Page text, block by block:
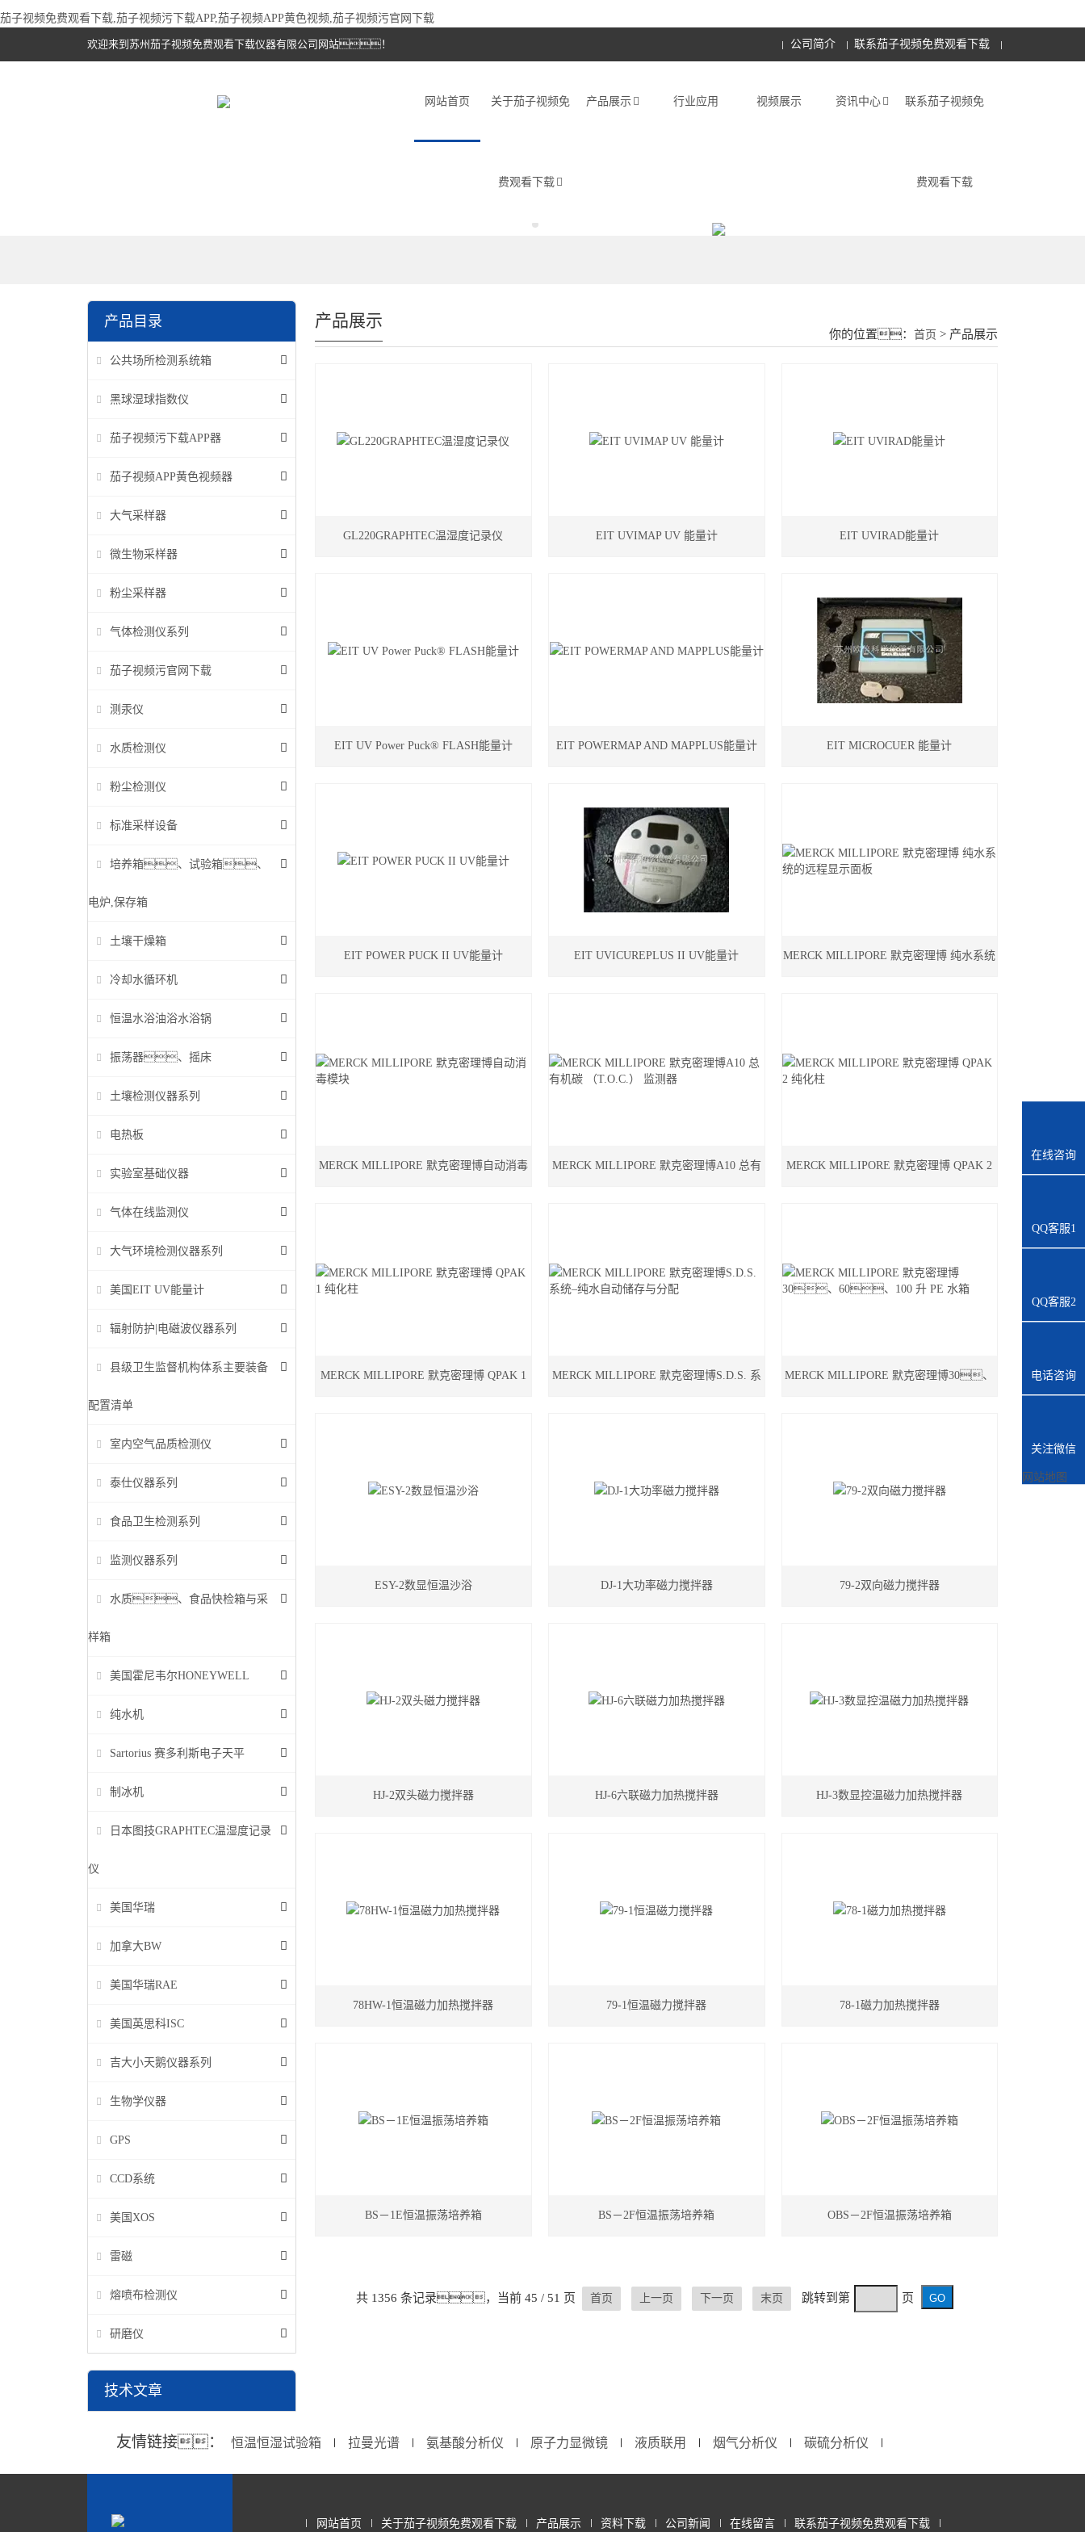
茄子视频免费观看下载,茄子视频污下载APP,茄子视频APP黄色视频,茄子视频污官网下载
欢迎来到苏州茄子视频免费观看下载仪器有限公司网站！ 公司简介 联系茄子视频免费观看下载
网站首页 关于茄子视频免
费观看下载
产品展示 行业应用 视频展示 资讯中心 联系茄子视频免
费观看下载
产品目录
公共场所检测系统箱
黑球湿球指数仪
茄子视频污下载APP器
茄子视频APP黄色视频器
大气采样器
微生物采样器
粉尘采样器
气体检测仪系列
茄子视频污官网下载
测汞仪
水质检测仪
粉尘检测仪
标准采样设备
培养箱、试验箱、
电炉,保存箱
土壤干燥箱
冷却水循环机
恒温水浴油浴水浴锅
振荡器、摇床
土壤检测仪器系列
电热板
实验室基础仪器
气体在线监测仪
大气环境检测仪器系列
美国EIT UV能量计
辐射防护|电磁波仪器系列
县级卫生监督机构体系主要装备
配置清单
室内空气品质检测仪
泰仕仪器系列
食品卫生检测系列
监测仪器系列
水质、食品快检箱与采
样箱
美国霍尼韦尔HONEYWELL
纯水机
Sartorius 赛多利斯电子天平
制冰机
日本图技GRAPHTEC温湿度记录
仪
美国华瑞
加拿大BW
美国华瑞RAE
美国英思科ISC
吉大小天鹅仪器系列
生物学仪器
GPS
CCD系统
美国XOS
雷磁
熔喷布检测仪
研磨仪
技术文章
你的位置：首页 > 产品展示
产品展示
GL220GRAPHTEC温湿度记录仪 EIT UVIMAP UV 能量计 EIT UVIRAD能量计
EIT UV Power Puck® FLASH能量计 EIT POWERMAP AND MAPPLUS能量计 EIT MICROCUER 能量计
EIT POWER PUCK II UV能量计 EIT UVICUREPLUS II UV能量计 MERCK MILLIPORE 默克密理博 纯水系统
MERCK MILLIPORE 默克密理博自动消毒 MERCK MILLIPORE 默克密理博A10 总有 MERCK MILLIPORE 默克密理博 QPAK 2
MERCK MILLIPORE 默克密理博 QPAK 1 MERCK MILLIPORE 默克密理博S.D.S. 系 MERCK MILLIPORE 默克密理博30、
ESY-2数显恒温沙浴 DJ-1大功率磁力搅拌器 79-2双向磁力搅拌器
HJ-2双头磁力搅拌器 HJ-6六联磁力加热搅拌器 HJ-3数显控温磁力加热搅拌器
78HW-1恒温磁力加热搅拌器 79-1恒温磁力搅拌器 78-1磁力加热搅拌器
BS－1E恒温振荡培养箱 BS－2F恒温振荡培养箱 OBS－2F恒温振荡培养箱
共 1356 条记录，当前 45 / 51 页 首页 上一页 下一页 末页 跳转到第 页
友情链接： 恒温恒湿试验箱 拉曼光谱 氨基酸分析仪 原子力显微镜 液质联用 烟气分析仪 碳硫分析仪
网站首页 关于茄子视频免费观看下载 产品展示 资料下载 公司新闻 在线留言 联系茄子视频免费观看下载
在线咨询
QQ客服1
QQ客服2
电话咨询
关注微信
网站地图